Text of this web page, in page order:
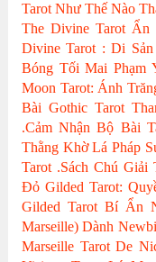
Tarot Như Thế Nào
The Divine Tarot Ẩn
Divine Tarot : Di Sản
Bóng Tối Mai Phạm
Moon Tarot: Ánh
Bài Gothic Tarot
.Cảm Nhận Bộ Bài
Thằng Khờ Lá Pháp
Tarot .Sách Chú Giải
Đỏ Gilded Tarot:
Gilded Tarot Bí Ẩn
Marseille) Dành
Marseille Tarot De